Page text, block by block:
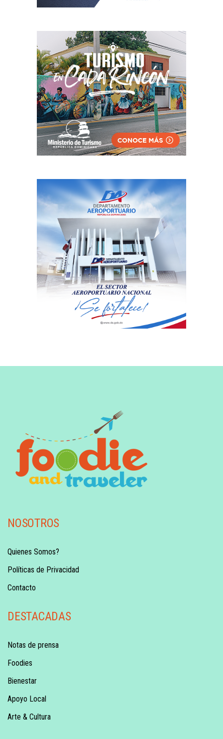
NOSOTROS
Quienes Somos?
Políticas de Privacidad
Contacto
DESTACADAS
Notas de prensa
Foodies
Bienestar
Apoyo Local
Arte & Cultura